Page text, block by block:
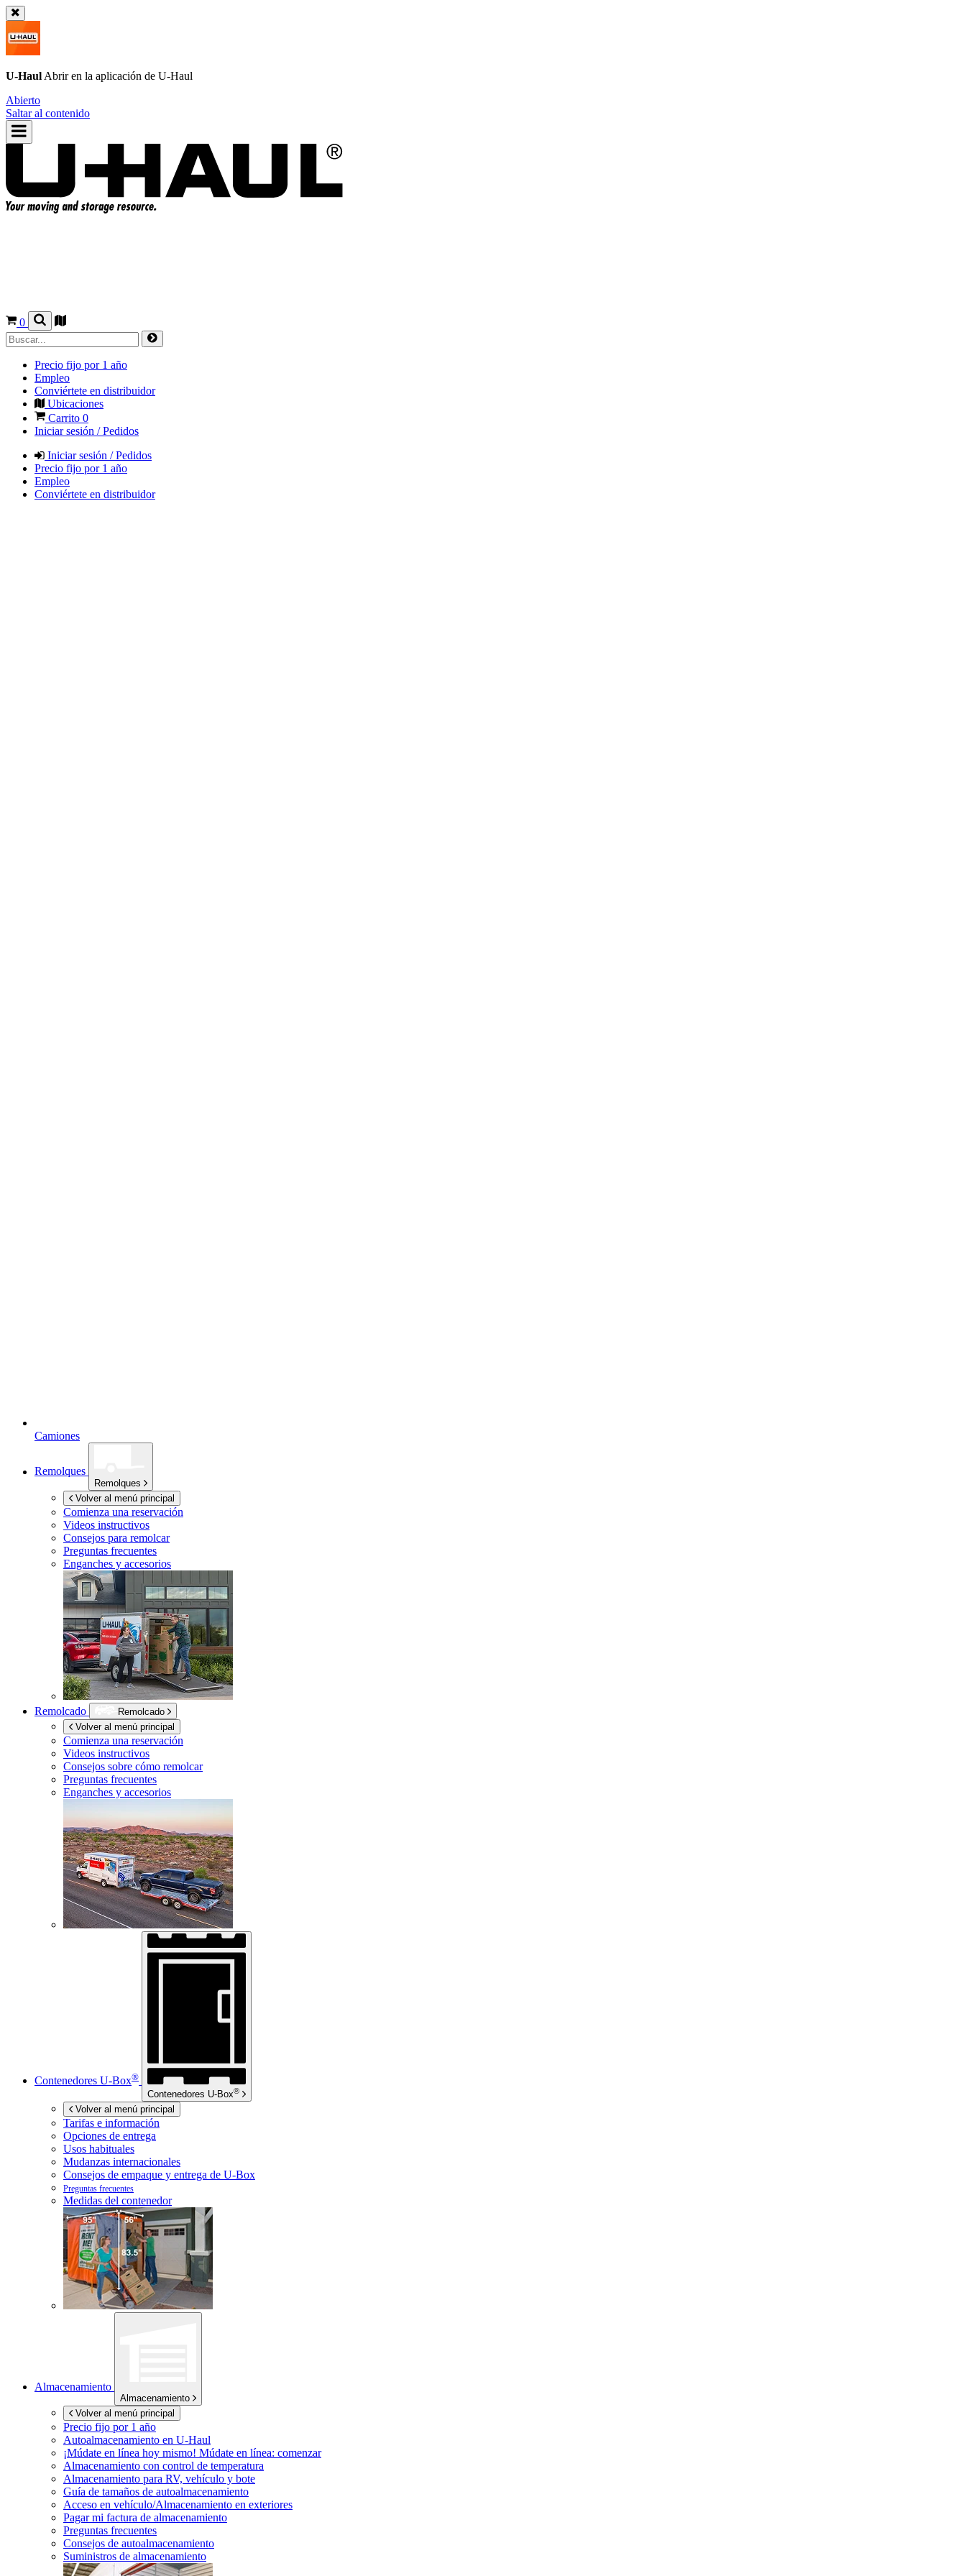
U-Haul Abrir en la aplicación de U-Haul
Abierto
Saltar al contenido
0
Precio fijo por 1 año
Empleo
Conviértete en distribuidor
Ubicaciones
Carrito 0
Iniciar sesión / Pedidos
Iniciar sesión / Pedidos
Precio fijo por 1 año
Empleo
Conviértete en distribuidor
Camiones
Remolques
Remolques
Volver al menú principal
Comienza una reservación
Videos instructivos
Consejos para remolcar
Preguntas frecuentes
Enganches y accesorios
Remolcado
Remolcado
Volver al menú principal
Comienza una reservación
Videos instructivos
Consejos sobre cómo remolcar
Preguntas frecuentes
Enganches y accesorios
Contenedores U-Box®
Contenedores U-Box®
Volver al menú principal
Tarifas e información
Opciones de entrega
Usos habituales
Mudanzas internacionales
Consejos de empaque y entrega de U-Box
Preguntas frecuentes
Medidas del contenedor
Almacenamiento
Almacenamiento
Volver al menú principal
Precio fijo por 1 año
Autoalmacenamiento en U-Haul
¡Múdate en línea hoy mismo! Múdate en línea: comenzar
Almacenamiento con control de temperatura
Almacenamiento para RV, vehículo y bote
Guía de tamaños de autoalmacenamiento
Acceso en vehículo/Almacenamiento en exteriores
Pagar mi factura de almacenamiento
Preguntas frecuentes
Consejos de autoalmacenamiento
Suministros de almacenamiento